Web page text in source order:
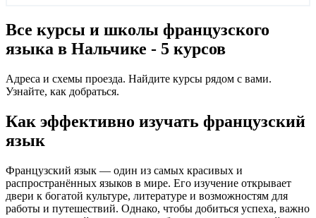
Все курсы и школы французского
языка в Нальчике - 5 курсов
Адреса и схемы проезда. Найдите курсы рядом с вами.
Узнайте, как добраться.
Как эффективно изучать французский
язык
Французский язык — один из самых красивых и
распространённых языков в мире. Его изучение открывает
двери к богатой культуре, литературе и возможностям для
работы и путешествий. Однако, чтобы добиться успеха, важно